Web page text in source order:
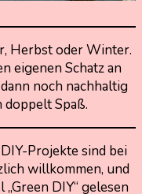
Herbst oder Winter.
eigenen Schatz an
noch nachhaltig
doppelt Spaß.
Projekte sind bei
willkommen, und
DIY“ gelesen